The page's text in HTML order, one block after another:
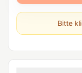
Bitte